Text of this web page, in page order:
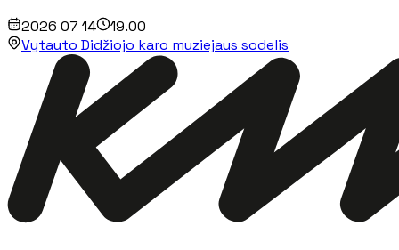
2026 07 14
19.00
Vytauto Didžiojo karo muziejaus sodelis